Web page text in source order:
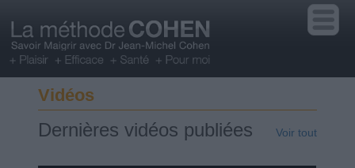
Vidéos
Dernières vidéos publiées Voir tout